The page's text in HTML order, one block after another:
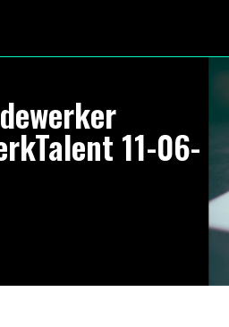
11-06-